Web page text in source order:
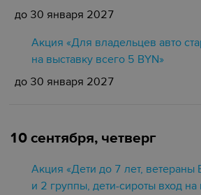
до 30 января 2027
Акция «Для владельцев авто
на выставку всего 5 BYN»
до 30 января 2027
10 сентября, четверг
Акция «Дети до 7 лет,
и 2 группы, дети-сироты вход